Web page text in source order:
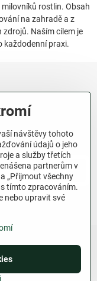
rostlin. Obsah
na zahradě a z
Naším cílem je
každodenní praxi.
Odebírat
ochrany soukromí
návštěvy tohoto
údajů o jeho
a služby třetích
partnerům v
„Přijmout všechny
tímto zpracováním.
nebo upravit své